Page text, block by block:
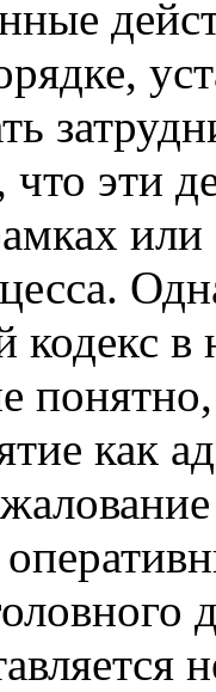
эти
кодекс в
как